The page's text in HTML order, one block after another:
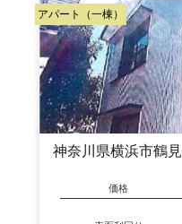
アパート（一棟）
神奈川県横浜市鶴
価格